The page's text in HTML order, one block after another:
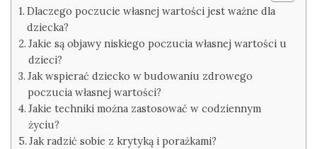
Dlaczego poczucie własnej wartości jest ważne dla
dziecka?
Jakie są objawy niskiego poczucia własnej wartości u
dzieci?
Jak wspierać dziecko w budowaniu zdrowego
poczucia własnej wartości?
Jakie techniki można zastosować w codziennym
życiu?
Jak radzić sobie z krytyką i porażkami?